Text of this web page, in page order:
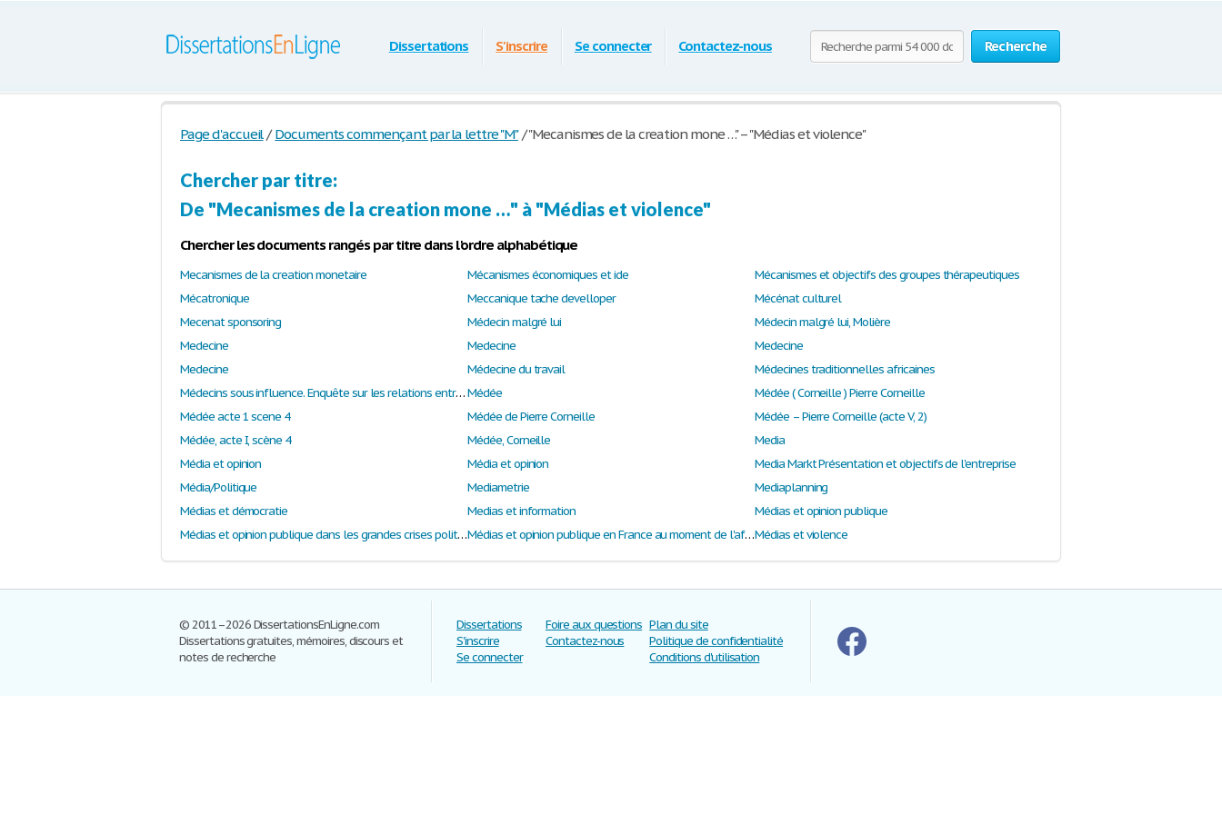
Recherche
Dissertations S'inscrire Se connecter Contactez-nous
Page d'accueil / Documents commençant par la lettre "M" /"Mecanismes de la creation mone …" – "Médias et violence"
Chercher par titre:
De "Mecanismes de la creation mone …" à "Médias et violence"
Chercher les documents rangés par titre dans l'ordre alphabétique
Mecanismes de la creation monetaire Mécanismes économiques et ide
Mécanismes et objectifs des groupes thérapeutiques
Mécatronique
Meccanique tache develloper
Mécénat culturel
Mecenat sponsoring
Médecin malgré lui
Médecin malgré lui, Molière
Medecine
Medecine
Medecine
Medecine
Médecine du travail
Médecines traditionnelles africaines
Médecins sous influence. Enquête sur les relations entre les médecins hospitaliersMédée
Médée ( Corneille ) Pierre Corneille
Médée acte 1 scene 4
Médée de Pierre Corneille
Médée – Pierre Corneille (acte V, 2)
Médée, acte I, scène 4
Médée, Corneille
Media
Média et opinion
Média et opinion
Media Markt Présentation et objectifs de l'entreprise
Média/Politique
Mediametrie
Mediaplanning
Médias et démocratie
Medias et information
Médias et opinion publique
Médias et opinion publique dans les grandes crises politiques en France depuis l’affaire Dreyfus
Médias et opinion publique en France au moment de l'affaire DreyfusMédias et violence
© 2011–2026 DissertationsEnLigne.com
Dissertations gratuites, mémoires, discours et
notes de recherche
Dissertations
S'inscrire
Se connecter
Foire aux questions
Contactez-nous
Plan du site
Politique de confidentialité
Conditions d'utilisation